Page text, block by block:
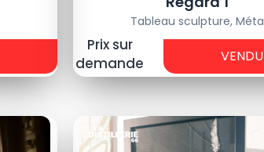
Tableau sculpture, Méta
Prix sur
demande
VENDU